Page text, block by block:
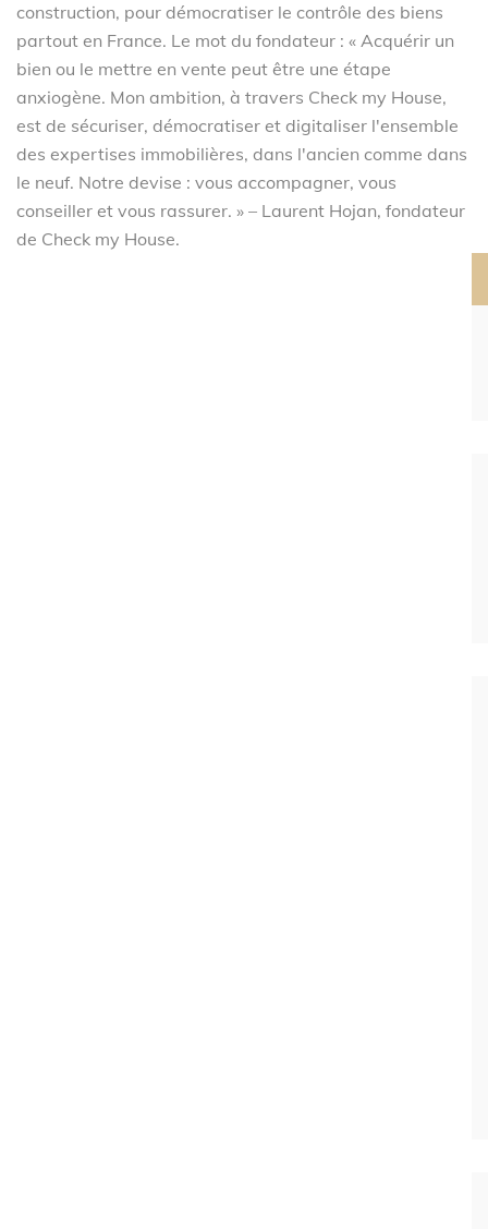
construction, pour démocratiser le contrôle des biens
partout en France. Le mot du fondateur : « Acquérir un
bien ou le mettre en vente peut être une étape
anxiogène. Mon ambition, à travers Check my House,
est de sécuriser, démocratiser et digitaliser l'ensemble
des expertises immobilières, dans l'ancien comme dans
le neuf. Notre devise : vous accompagner, vous
conseiller et vous rassurer. » – Laurent Hojan, fondateur
de Check my House.